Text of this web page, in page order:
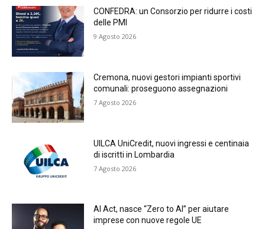
CONFEDRA: un Consorzio per ridurre i costi
delle PMI
9 Agosto 2026
Cremona, nuovi gestori impianti sportivi
comunali: proseguono assegnazioni
7 Agosto 2026
UILCA UniCredit, nuovi ingressi e centinaia
di iscritti in Lombardia
7 Agosto 2026
AI Act, nasce “Zero to AI” per aiutare
imprese con nuove regole UE